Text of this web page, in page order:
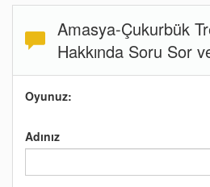
Amasya-Çukurbük
Hakkında Soru Sor
Oyunuz:
Adınız